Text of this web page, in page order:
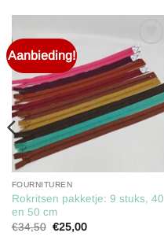
Aanbieding!
Toevoegen
aan
verlanglijst
FOURNITUREN
Rokritsen pakketje: 9 stuks, 40
en 50 cm
€34,50 Oorspronkelijke
€25,00Huidige